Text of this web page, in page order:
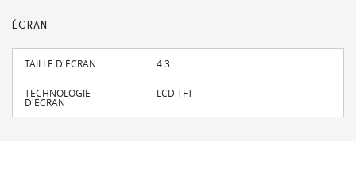
ÉCRAN
TAILLE D'ÉCRAN 4.3
TECHNOLOGIE
D'ÉCRAN
LCD TFT